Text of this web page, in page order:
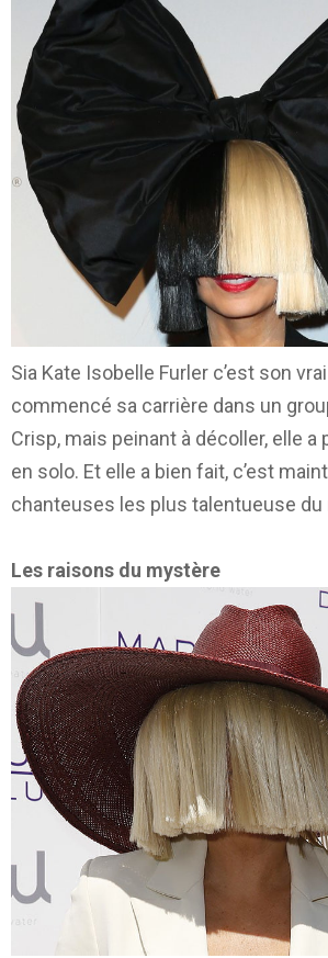
Sia Kate Isobelle Furler c’est son
commencé sa carrière dans un
Crisp, mais peinant à décoller, elle
en solo. Et elle a bien fait, c’est
chanteuses les plus talentueuse du
Les raisons du mystère